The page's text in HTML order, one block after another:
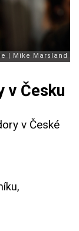
v Česku
v České